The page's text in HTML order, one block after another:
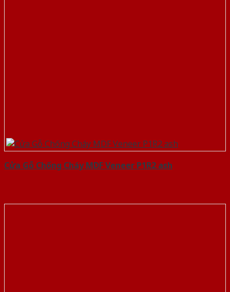
Cửa Gỗ Chống Cháy MDF Veneer P1R2 ash